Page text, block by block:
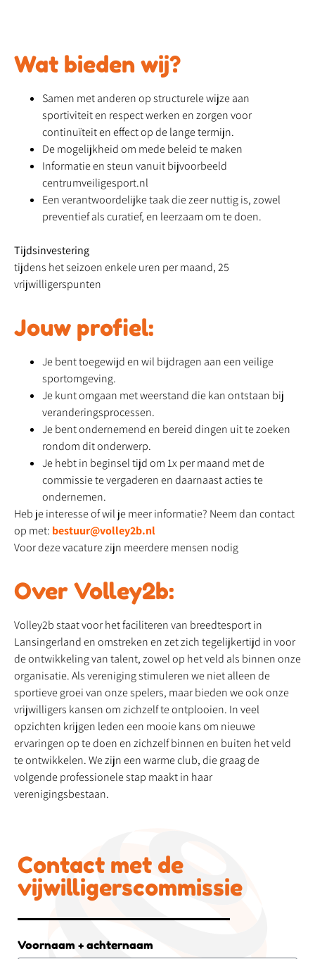
Wat bieden wij?
Samen met anderen op structurele wijze aan
sportiviteit en respect werken en zorgen voor
continuïteit en effect op de lange termijn.
De mogelijkheid om mede beleid te maken
Informatie en steun vanuit bijvoorbeeld
centrumveiligesport.nl
Een verantwoordelijke taak die zeer nuttig is, zowel
preventief als curatief, en leerzaam om te doen.
Tijdsinvestering
tijdens het seizoen enkele uren per maand, 25
vrijwilligerspunten
Jouw profiel:
Je bent toegewijd en wil bijdragen aan een veilige
sportomgeving.
Je kunt omgaan met weerstand die kan ontstaan bij
veranderingsprocessen.
Je bent ondernemend en bereid dingen uit te zoeken
rondom dit onderwerp.
Je hebt in beginsel tijd om 1x per maand met de
commissie te vergaderen en daarnaast acties te
ondernemen.
Heb je interesse of wil je meer informatie? Neem dan contact
op met: bestuur@volley2b.nl
Voor deze vacature zijn meerdere mensen nodig
Over Volley2b:
Volley2b staat voor het faciliteren van breedtesport in
Lansingerland en omstreken en zet zich tegelijkertijd in voor
de ontwikkeling van talent, zowel op het veld als binnen onze
organisatie. Als vereniging stimuleren we niet alleen de
sportieve groei van onze spelers, maar bieden we ook onze
vrijwilligers kansen om zichzelf te ontplooien. In veel
opzichten krijgen leden een mooie kans om nieuwe
ervaringen op te doen en zichzelf binnen en buiten het veld
te ontwikkelen. We zijn een warme club, die graag de
volgende professionele stap maakt in haar
verenigingsbestaan.
Contact met de
vijwilligerscommissie
Voornaam + achternaam